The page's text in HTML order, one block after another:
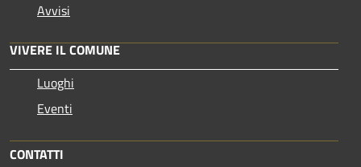
Avvisi
VIVERE IL COMUNE
Luoghi
Eventi
CONTATTI